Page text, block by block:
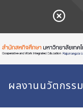
ผลงานนวัตกรรม